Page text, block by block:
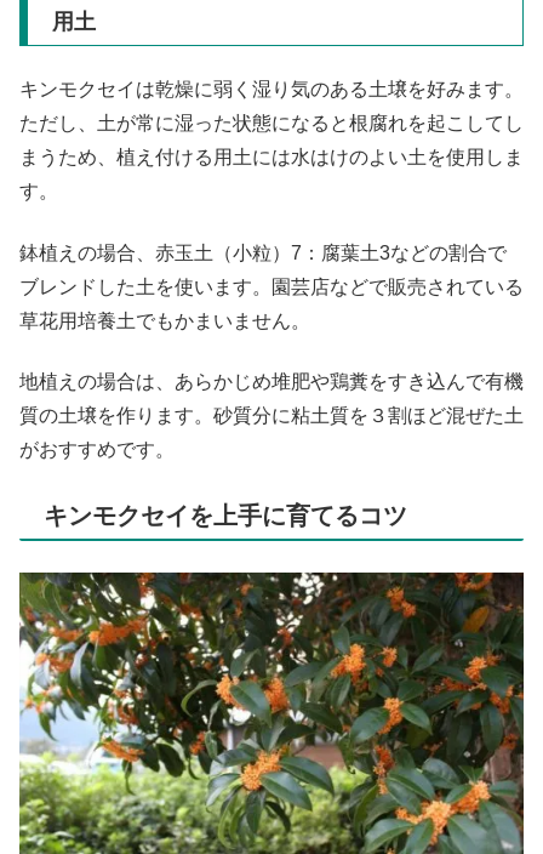
用土
キンモクセイは乾燥に弱く湿り気のある土壌を好みます。
ただし、土が常に湿った状態になると根腐れを起こしてし
まうため、植え付ける用土には水はけのよい土を使用しま
す。
鉢植えの場合、赤玉土（小粒）7：腐葉土3などの割合で
ブレンドした土を使います。園芸店などで販売されている
草花用培養土でもかまいません。
地植えの場合は、あらかじめ堆肥や鶏糞をすき込んで有機
質の土壌を作ります。砂質分に粘土質を３割ほど混ぜた土
がおすすめです。
キンモクセイを上手に育てるコツ